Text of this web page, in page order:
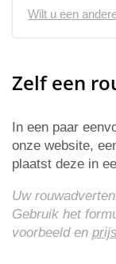
Wilt u een
Zelf een
In een paar
onze website,
plaatst deze in
Uw
Gebruik het
voorbeeld en